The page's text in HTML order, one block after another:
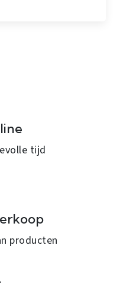
tijd
producten